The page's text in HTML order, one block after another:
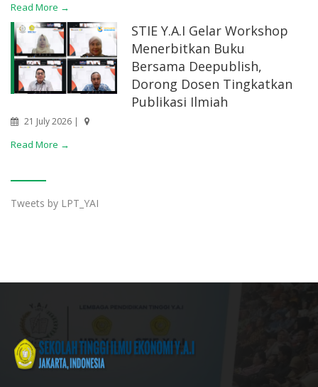
Read More →
STIE Y.A.I Gelar Workshop
Menerbitkan Buku
Bersama Deepublish,
Dorong Dosen Tingkatkan
Publikasi Ilmiah
21 July 2026 |
Read More →
Tweets by LPT_YAI